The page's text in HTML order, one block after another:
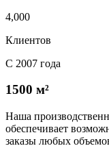
4,000
Клиентов
С 2007 года
1500 м²
Наша
обеспечивает
заказы любых